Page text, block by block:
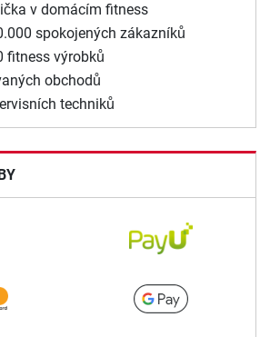
v domácím fitness
spokojených zákazníků
fitness výrobků
obchodů
techniků